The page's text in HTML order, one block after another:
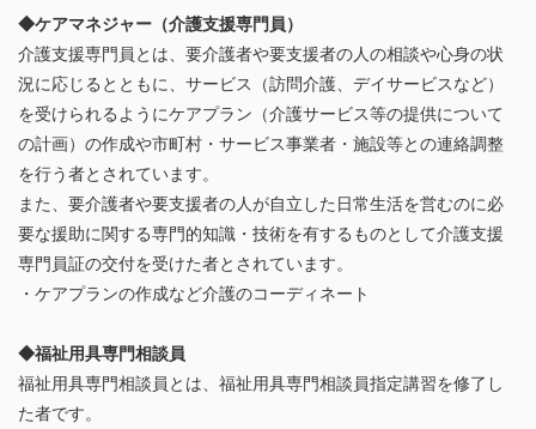
◆ケアマネジャー（介護支援専門員）
介護支援専門員とは、要介護者や要支援者の人の相談や心身の状
況に応じるとともに、サービス（訪問介護、デイサービスなど）
を受けられるようにケアプラン（介護サービス等の提供について
の計画）の作成や市町村・サービス事業者・施設等との連絡調整
を行う者とされています。
また、要介護者や要支援者の人が自立した日常生活を営むのに必
要な援助に関する専門的知識・技術を有するものとして介護支援
専門員証の交付を受けた者とされています。
・ケアプランの作成など介護のコーディネート
◆福祉用具専門相談員
福祉用具専門相談員とは、福祉用具専門相談員指定講習を修了し
た者です。